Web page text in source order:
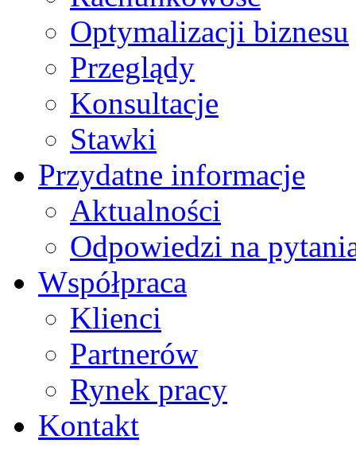
Optymalizacji biznesu
Przeglądy
Konsultacje
Stawki
Przydatne informacje
Aktualności
Odpowiedzi na
Współpraca
Klienci
Partnerów
Rynek pracy
Kontakt